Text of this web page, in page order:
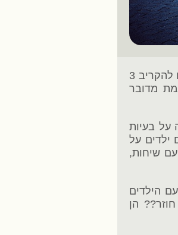
אז שוב עשינו את זה לעצמנו, חברים שאלו את מיכאל – למה לו להקריב 3
מדובר
על בעיות
ילדים על
שיחות,
בסיסית יותר: "זה או חו"ל 21 יום עם הילדים
אתה חוזר?? הן